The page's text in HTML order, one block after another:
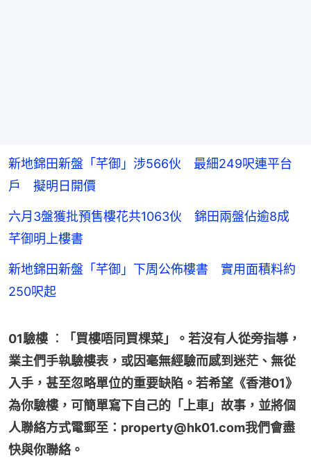
新地錦田新盤「芊御」涉566伙 最細249呎連平台
戶 擬明日開價
六月3盤獲批預售樓花共1063伙 錦田兩盤佔逾8成
芊御明上樓書
新地錦田新盤「芊御」下周公佈樓書 實用面積料約
250呎起
01驗樓 ︰「買樓唔同買棵菜」。若沒有人從旁指導，
業主們手執驗樓表，或因毫無經驗而感到迷茫、無從
入手，甚至忽略單位的重要缺陷。若希望《香港01》
為你驗樓，可簡單寫下自己的「上車」故事，並將個
人聯絡方式電郵至：property@hk01.com我們會盡
快與你聯絡。